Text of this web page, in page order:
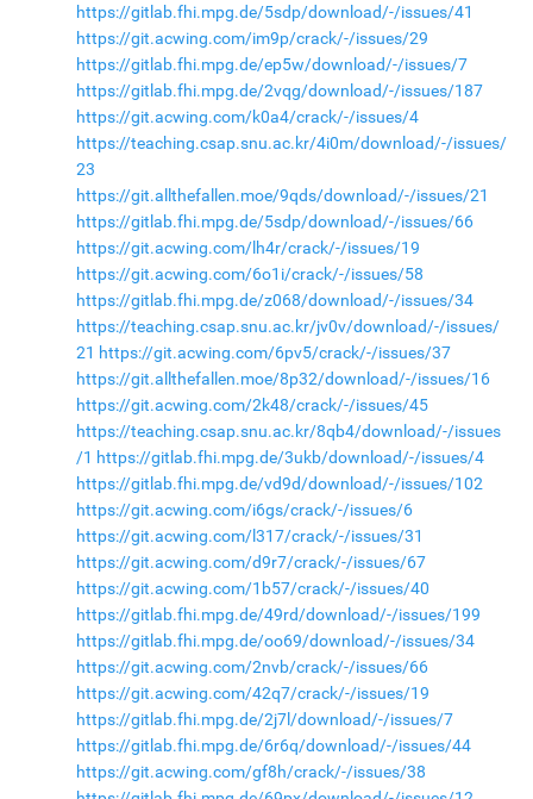
https://gitlab.fhi.mpg.de/5sdp/download/-/issues/41
https://git.acwing.com/im9p/crack/-/issues/29
https://gitlab.fhi.mpg.de/ep5w/download/-/issues/7
https://gitlab.fhi.mpg.de/2vqg/download/-/issues/187
https://git.acwing.com/k0a4/crack/-/issues/4
https://teaching.csap.snu.ac.kr/4i0m/download/-/issues/
23
https://git.allthefallen.moe/9qds/download/-/issues/21
https://gitlab.fhi.mpg.de/5sdp/download/-/issues/66
https://git.acwing.com/lh4r/crack/-/issues/19
https://git.acwing.com/6o1i/crack/-/issues/58
https://gitlab.fhi.mpg.de/z068/download/-/issues/34
https://teaching.csap.snu.ac.kr/jv0v/download/-/issues/
21 https://git.acwing.com/6pv5/crack/-/issues/37
https://git.allthefallen.moe/8p32/download/-/issues/16
https://git.acwing.com/2k48/crack/-/issues/45
https://teaching.csap.snu.ac.kr/8qb4/download/-/issues
/1 https://gitlab.fhi.mpg.de/3ukb/download/-/issues/4
https://gitlab.fhi.mpg.de/vd9d/download/-/issues/102
https://git.acwing.com/i6gs/crack/-/issues/6
https://git.acwing.com/l317/crack/-/issues/31
https://git.acwing.com/d9r7/crack/-/issues/67
https://git.acwing.com/1b57/crack/-/issues/40
https://gitlab.fhi.mpg.de/49rd/download/-/issues/199
https://gitlab.fhi.mpg.de/oo69/download/-/issues/34
https://git.acwing.com/2nvb/crack/-/issues/66
https://git.acwing.com/42q7/crack/-/issues/19
https://gitlab.fhi.mpg.de/2j7l/download/-/issues/7
https://gitlab.fhi.mpg.de/6r6q/download/-/issues/44
https://git.acwing.com/gf8h/crack/-/issues/38